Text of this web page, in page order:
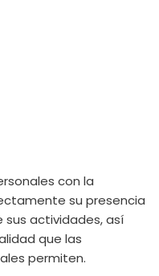
con la
su presencia
sus actividades, así
que las
permiten.